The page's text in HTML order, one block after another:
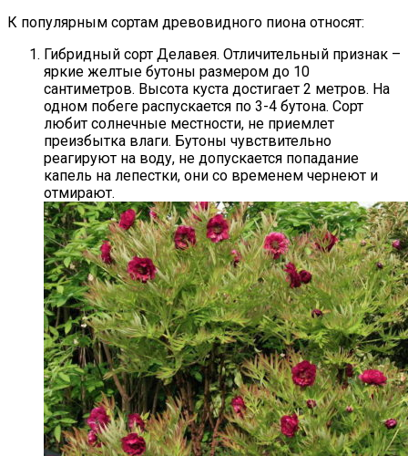
К популярным сортам древовидного пиона относят:
Гибридный сорт Делавея. Отличительный признак –
яркие желтые бутоны размером до 10
сантиметров. Высота куста достигает 2 метров. На
одном побеге распускается по 3-4 бутона. Сорт
любит солнечные местности, не приемлет
преизбытка влаги. Бутоны чувствительно
реагируют на воду, не допускается попадание
капель на лепестки, они со временем чернеют и
отмирают.